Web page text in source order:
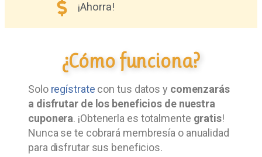
¡Ahorra!
¿Cómo funciona?
Solo regístrate con tus datos y comenzarás
a disfrutar de los beneficios de nuestra
cuponera. ¡Obtenerla es totalmente gratis!
Nunca se te cobrará membresía o anualidad
para disfrutar sus beneficios.